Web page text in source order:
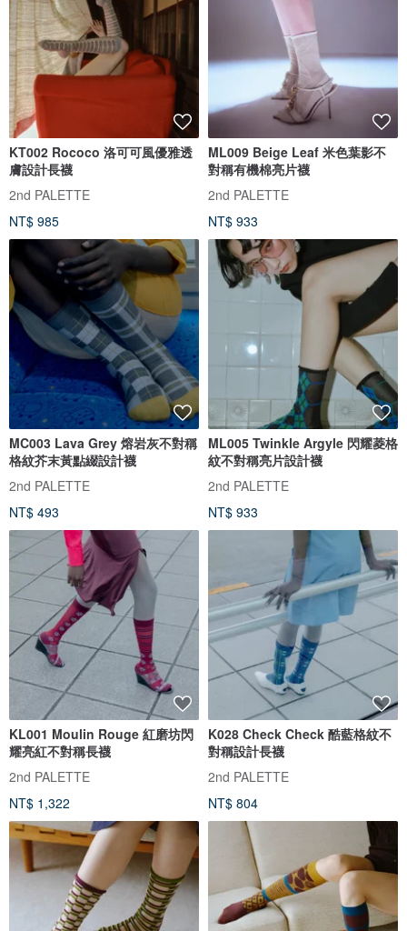
KT002 Rococo 洛可可風優雅透
膚設計長襪
2nd PALETTE
NT$ 985
ML009 Beige Leaf 米色葉影不
對稱有機棉亮片襪
2nd PALETTE
NT$ 933
MC003 Lava Grey 熔岩灰不對稱
格紋芥末黃點綴設計襪
2nd PALETTE
NT$ 493
ML005 Twinkle Argyle 閃耀菱格
紋不對稱亮片設計襪
2nd PALETTE
NT$ 933
KL001 Moulin Rouge 紅磨坊閃
耀亮紅不對稱長襪
2nd PALETTE
NT$ 1,322
K028 Check Check 酷藍格紋不
對稱設計長襪
2nd PALETTE
NT$ 804